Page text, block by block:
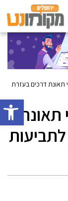
פתח
תאונת דרכים בעזרת
תאונת